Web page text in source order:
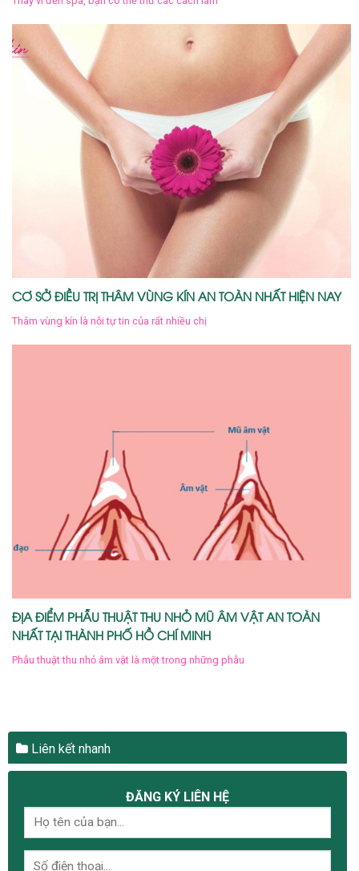
CƠ SỞ ĐIỀU TRỊ THÂM VÙNG KÍN AN TOÀN NHẤT HIỆN NAY
Thâm vùng kín là nỗi tự tin của rất nhiều chị
ĐỊA ĐIỂM PHẪU THUẬT THU NHỎ MŨ ÂM VẬT AN TOÀN
NHẤT TẠI THÀNH PHỐ HỒ CHÍ MINH
Phẫu thuật thu nhỏ âm vật là một trong những phẫu
Liên kết nhanh
ĐĂNG KÝ LIÊN HỆ